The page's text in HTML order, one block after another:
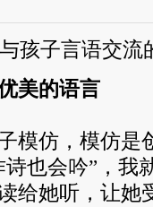
孩子言语交流
美的语言
仿，模仿是
也会吟”，我
给她听，让她